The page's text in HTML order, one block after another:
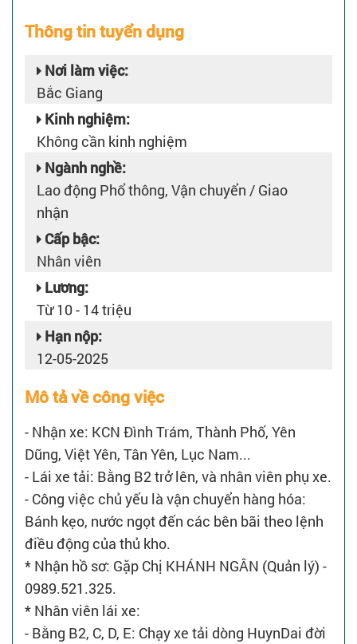
Thông tin tuyển dụng
Nơi làm việc:
Bắc Giang
Kinh nghiệm:
Không cần kinh nghiệm
Ngành nghề:
Lao động Phổ thông, Vận chuyển / Giao
nhận
Cấp bậc:
Nhân viên
Lương:
Từ 10 - 14 triệu
Hạn nộp:
12-05-2025
Mô tả về công việc
- Nhận xe: KCN Đình Trám, Thành Phố, Yên
Dũng, Việt Yên, Tân Yên, Lục Nam...
- Lái xe tải: Bằng B2 trở lên, và nhân viên phụ xe.
- Công việc chủ yếu là vận chuyển hàng hóa:
Bánh kẹo, nước ngọt đến các bên bãi theo lệnh
điều động của thủ kho.
* Nhận hồ sơ: Gặp Chị KHÁNH NGÂN (Quản lý) -
0989.521.325.
* Nhân viên lái xe:
- Bằng B2, C, D, E: Chạy xe tải dòng HuynDai đời